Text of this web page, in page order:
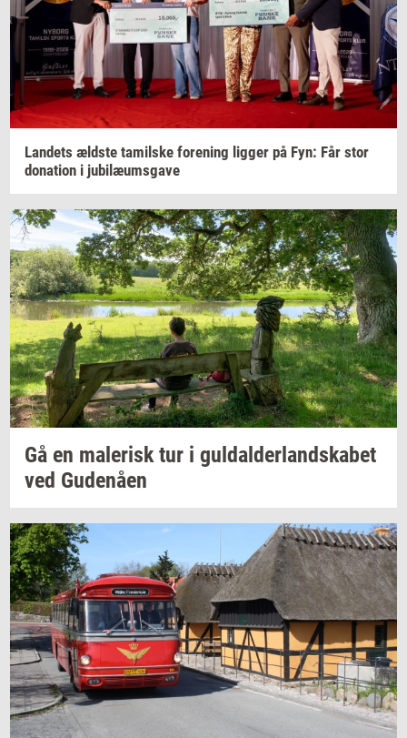
Lan­dets æld­ste ta­mil­ske for­e­ning lig­ger på Fyn: Får stor
do­na­tion i ju­bilæums­ga­ve
Gå en ma­le­risktur i gul­dal­der­land­ska­bet
ved Gu­denå­en